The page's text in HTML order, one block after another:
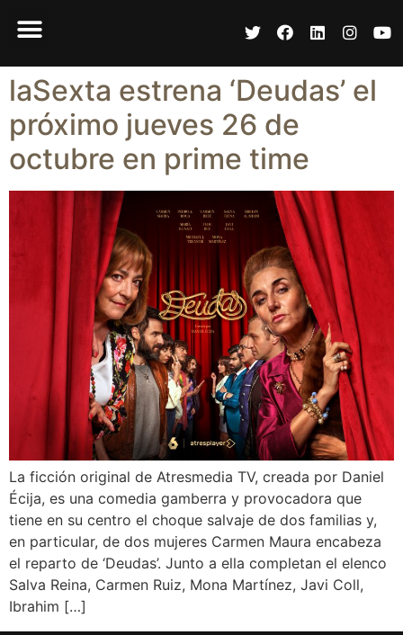
laSexta estrena ‘Deudas’ el
próximo jueves 26 de
octubre en prime time
La ficción original de Atresmedia TV, creada por Daniel
Écija, es una comedia gamberra y provocadora que
tiene en su centro el choque salvaje de dos familias y,
en particular, de dos mujeres Carmen Maura encabeza
el reparto de ‘Deudas’. Junto a ella completan el elenco
Salva Reina, Carmen Ruiz, Mona Martínez, Javi Coll,
Ibrahim […]